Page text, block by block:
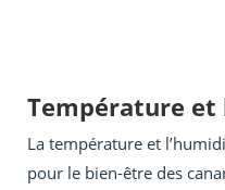
Température
La température et
pour le bien-être des